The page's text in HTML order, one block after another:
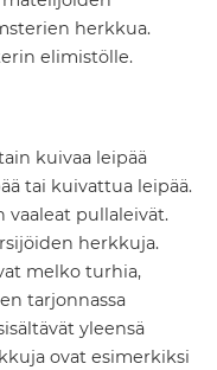
herkkua.
elimistölle.
kuivaa leipää
tai kuivattua leipää.
vaaleat pullaleivät.
herkkuja.
melko turhia,
tarjonnassa
yleensä
ovat esimerkiksi